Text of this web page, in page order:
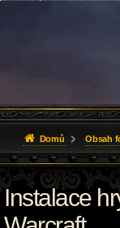
Domů Obsah
Instalace